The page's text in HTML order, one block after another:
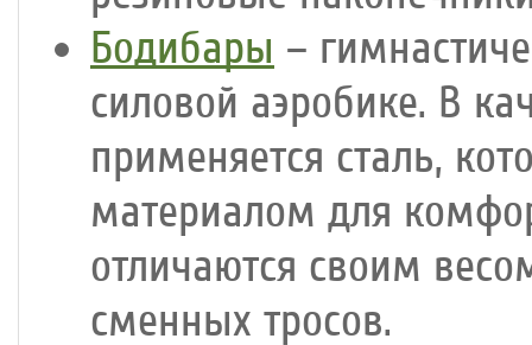
Бодибары –
силовой аэробике. В
применяется сталь,
материалом для
отличаются своим
сменных тросов.